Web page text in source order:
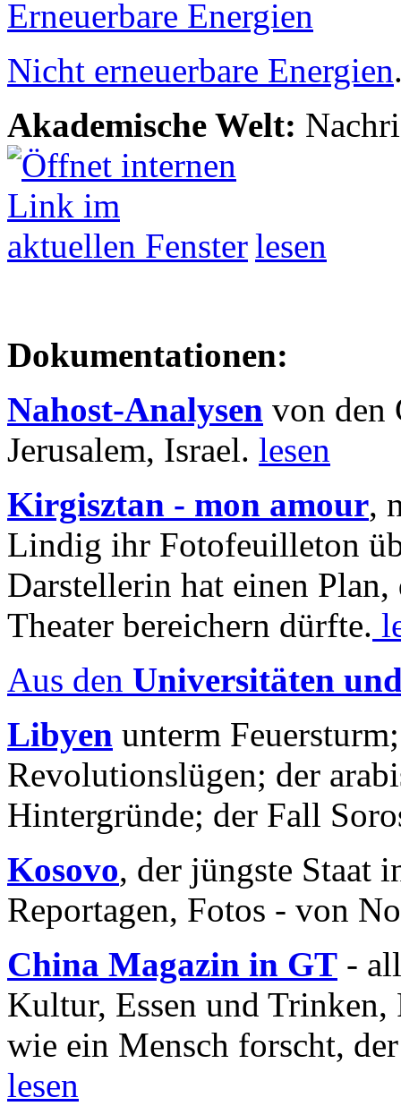
Erneuerbare Energien
Nicht erneuerbare Energien
Akademische Welt:
lesen
Dokumentationen:
Nahost-Analysen von den
Jerusalem, Israel. lesen
Kirgisztan - mon amour,
Lindig ihr Fotofeuilleton
Darstellerin hat einen Plan,
Theater bereichern dürfte.
Aus den Universitäten
Libyen unterm
Revolutionslügen; der
Hintergründe; der Fall
Kosovo, der jüngste Staat
Reportagen, Fotos - von
China Magazin in GT -
Kultur, Essen und
wie ein Mensch forscht,
lesen